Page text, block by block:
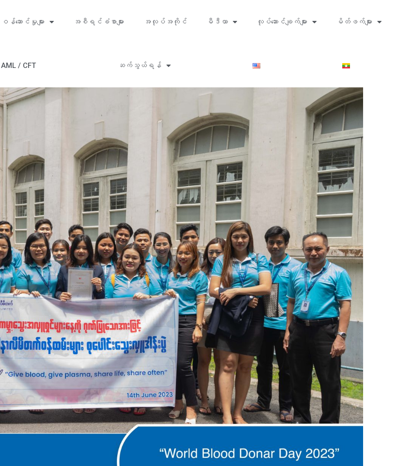
ဝန်ဆောင်မှုများ အစီရင်ခံစာများ အလုပ်အကိုင် မီဒီယာ လုပ်ဆောင်ချက်များ မိတ်ဖက်များ
AML / CFT ဆက်သွယ်ရန်